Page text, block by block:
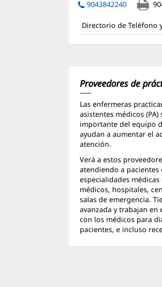
Other
Patient
9043842240
Directorio de Teléfono
Proveedores de
Las enfermeras
asistentes médicos
importante del equipo
ayudan a aumentar el
atención.
Verá a estos
atendiendo a pacientes
especialidades
médicos, hospitales,
salas de emergencia.
avanzada y trabajan en
con los médicos para
pacientes, e incluso